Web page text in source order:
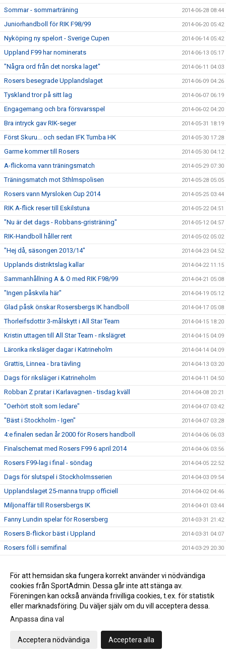
Sommar - sommarträning 2014-06-28 08:44
Juniorhandboll för RIK F98/99 2014-06-20 05:42
Nyköping ny spelort - Sverige Cupen 2014-06-14 05:42
Uppland F99 har nominerats 2014-06-13 05:17
"Några ord från det norska laget" 2014-06-11 04:03
Rosers besegrade Upplandslaget 2014-06-09 04:26
Tyskland tror på sitt lag 2014-06-07 06:19
Engagemang och bra försvarsspel 2014-06-02 04:20
Bra intryck gav RIK-seger 2014-05-31 18:19
Först Skuru... och sedan IFK Tumba HK 2014-05-30 17:28
Garme kommer till Rosers 2014-05-30 04:12
A-flickorna vann träningsmatch 2014-05-29 07:30
Träningsmatch mot Sthlmspolisen 2014-05-28 05:05
Rosers vann Myrsloken Cup 2014 2014-05-25 03:44
RIK A-flick reser till Eskilstuna 2014-05-22 04:51
"Nu är det dags - Robbans-gristräning" 2014-05-12 04:57
RIK-Handboll håller rent 2014-05-02 05:02
"Hej då, säsongen 2013/14" 2014-04-23 04:52
Upplands distriktslag kallar 2014-04-22 11:15
Sammanhållning A & O med RIK F98/99 2014-04-21 05:08
"Ingen påskvila här" 2014-04-19 05:12
Glad påsk önskar Rosersbergs IK handboll 2014-04-17 05:08
Thorleifsdottir 3-målskytt i All Star Team 2014-04-15 18:20
Kristin uttagen till All Star Team - rikslägret 2014-04-15 04:09
Lärorika riksläger dagar i Katrineholm 2014-04-14 04:09
Grattis, Linnea - bra tävling 2014-04-13 03:20
Dags för riksläger i Katrineholm 2014-04-11 04:50
Robban Z pratar i Karlavagnen - tisdag kväll 2014-04-08 20:21
"Oerhört stolt som ledare" 2014-04-07 03:42
"Bäst i Stockholm - Igen" 2014-04-07 03:28
4:e finalen sedan år 2000 för Rosers handboll 2014-04-06 06:03
Finalschemat med Rosers F99 6 april 2014 2014-04-06 03:56
Rosers F99-lag i final - söndag 2014-04-05 22:52
Dags för slutspel i Stockholmsserien 2014-04-03 09:54
Upplandslaget 25-manna trupp officiell 2014-04-02 04:46
Miljonaffär till Rosersbergs IK 2014-04-01 03:44
Fanny Lundin spelar för Rosersberg 2014-03-31 21:42
Rosers B-flickor bäst i Uppland 2014-03-31 04:07
Rosers föll i semifinal 2014-03-29 20:30
Slutspelet i Stockholm klart 2014-03-27 04:54
DM-spel kommande lördag 2014-03-27 03:42
Gottholds övergång till RIK inspirerar 2014-03-26 05:01
Küller klar för Rosersbergs IK
För att hemsidan ska fungera korrekt använder vi nödvändiga
cookies från SportAdmin. Dessa går inte att stänga av.
Föreningen kan också använda frivilliga cookies, t.ex. för statistik
eller marknadsföring. Du väljer själv om du vill acceptera dessa.
Anpassa dina val
Acceptera nödvändiga Acceptera alla